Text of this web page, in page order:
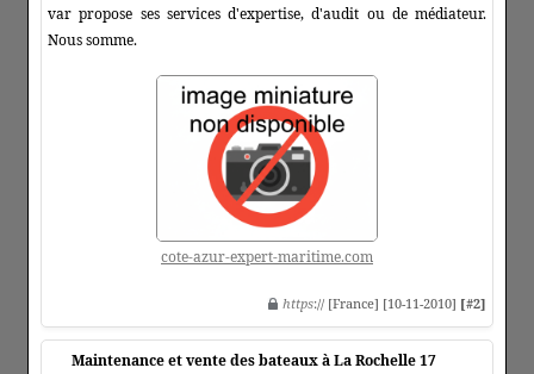
var propose ses services d'expertise, d'audit ou de médiateur.
Nous somme.
cote-azur-expert-maritime.com
https:// [France] [10-11-2010] [#2]
Maintenance et vente des bateaux à La Rochelle 17